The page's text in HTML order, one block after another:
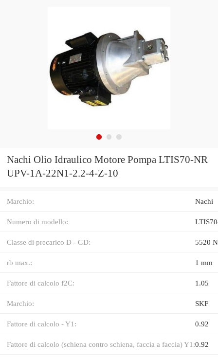
Nachi Olio Idraulico Motore Pompa LTIS70-NR
UPV-1A-22N1-2.2-4-Z-10
Marchio: Nachi
Numero di modello:
Classe di precarico D - GD: 5520 N
rb max.: 1 mm
Fattore di calcolo f2C: 1.05
Marchio: SKF
Fattore di calcolo - Y1: 0.92
Fattore di calcolo (schiena contro schiena, faccia a faccia) Y1:0.92